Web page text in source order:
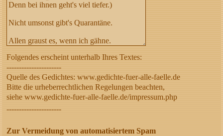
Folgendes erscheint unterhalb Ihres Textes:
----------------------
Quelle des Gedichtes: www.gedichte-fuer-alle-faelle.de
Bitte die urheberrechtlichen Regelungen beachten,
siehe www.gedichte-fuer-alle-faelle.de/impressum.php
----------------------
Zur Vermeidung von automatisiertem Spam